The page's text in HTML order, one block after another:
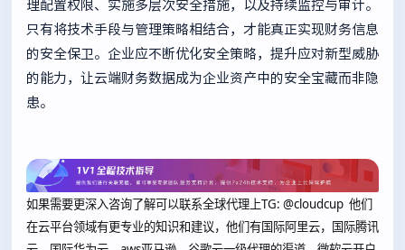
理配置权限、实施多层次安全措施，以及持续监控与审计。
只有将技术手段与管理策略相结合，才能真正实现财务信息
的安全保卫。企业应不断优化安全策略，提升应对新型威胁
的能力，让云端财务数据成为企业资产中的安全宝藏而非隐
患。
如果需要更深入咨询了解可以联系全球代理上TG: @cloudcup 他们
在云平台领域有更专业的知识和建议，他们有国际阿里云，国际腾讯